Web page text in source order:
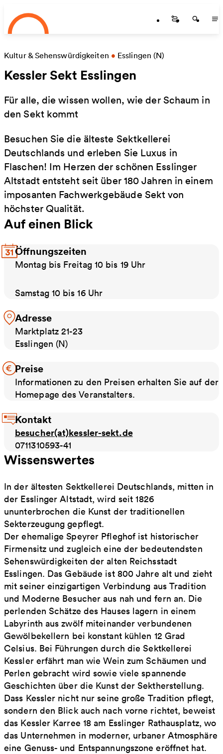
Zum Hauptinhalt springen
Startseite
Kultur & Sehenswürdigkeiten • Esslingen (N)
Kessler Sekt Esslingen
Für alle, die wissen wollen, wie der Schaum in
den Sekt kommt
Besuchen Sie die älteste Sektkellerei
Deutschlands und erleben Sie Luxus in
Flaschen! Im Herzen der schönen Esslinger
Altstadt entsteht seit über 180 Jahren in einem
imposanten Fachwerkgebäude Sekt von
höchster Qualität.
Auf einen Blick
Öffnungszeiten
Montag bis Freitag 10 bis 19 Uhr
Samstag 10 bis 16 Uhr
Adresse
Marktplatz 21-23
Esslingen (N)
Preise
Informationen zu den Preisen erhalten Sie auf der
Homepage des Veranstalters.
Kontakt
besucher(at)kessler-sekt.de
0711310593-41
Wissenswertes
In der ältesten Sektkellerei Deutschlands, mitten in
der Esslinger Altstadt, wird seit 1826
ununterbrochen die Kunst der traditionellen
Sekterzeugung gepflegt.
Der ehemalige Speyrer Pfleghof ist historischer
Firmensitz und zugleich eine der bedeutendsten
Sehenswürdigkeiten der alten Reichsstadt
Esslingen. Das Gebäude ist 800 Jahre alt und zieht
mit seiner einzigartigen Verbindung aus Tradition
und Moderne Besucher aus nah und fern an. Die
perlenden Schätze des Hauses lagern in einem
Labyrinth aus zwölf miteinander verbundenen
Gewölbekellern bei konstant kühlen 12 Grad
Celsius. Bei Führungen durch die Sektkellerei
Kessler erfährt man wie Wein zum Schäumen und
Perlen gebracht wird sowie viele spannende
Geschichten über die Kunst der Sektherstellung.
Dass Kessler nicht nur seine große Tradition pflegt,
sondern den Blick auch nach vorne richtet, beweist
das Kessler Karree 18 am Esslinger Rathausplatz, wo
das Unternehmen in moderner, urbaner Atmosphäre
eine Genuss- und Entspannungszone eröffnet hat.